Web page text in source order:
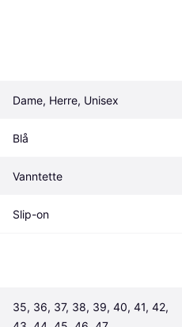
Dame, Herre, Unisex
Blå
Vanntette
Slip-on
35, 36, 37, 38, 39, 40, 41, 42,